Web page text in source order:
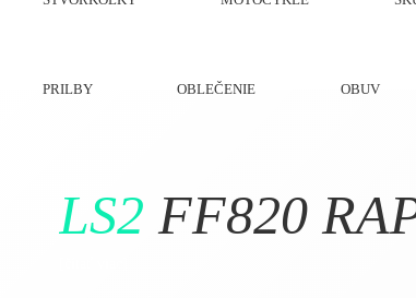
PRILBY OBLEČENIE OBUV
LS2 FF820